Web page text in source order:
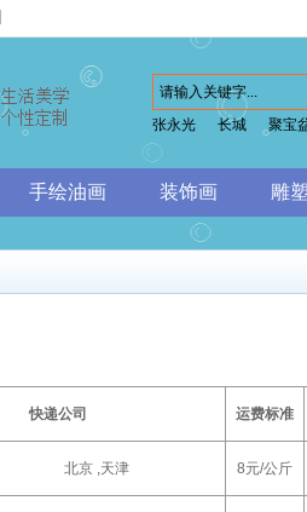
张永光 长城 聚宝
手绘油画 装饰画 雕
快递公司 运费标准
北京 ,天津 8元/公斤